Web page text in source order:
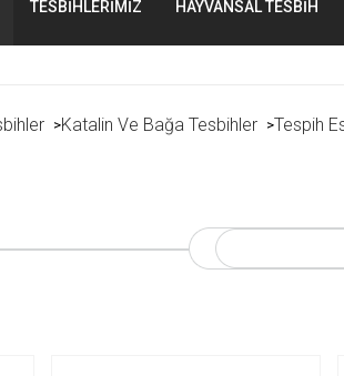
TESBİHLERİMİZ HAYVANSAL TESBİH
>Katalin Ve Bağa Tesbihler >Tespih